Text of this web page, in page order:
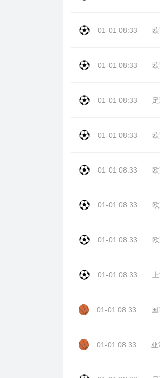
01-01 08:33
01-01 08:33
01-01 08:33
01-01 08:33
01-01 08:33
01-01 08:33
01-01 08:33
01-01 08:33
01-01 08:33
01-01 08:33